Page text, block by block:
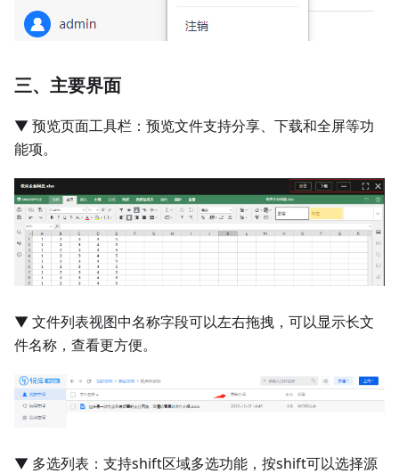
三、主要界面
▼ 预览页面工具栏：预览文件支持分享、下载和全屏等功
能项。
▼ 文件列表视图中名称字段可以左右拖拽，可以显示长文
件名称，查看更方便。
▼ 多选列表：支持shift区域多选功能，按shift可以选择源